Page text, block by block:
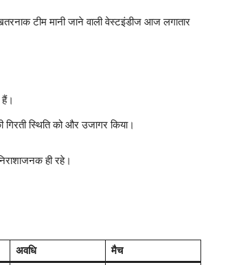
टीम मानी जाने वाली वेस्टइंडीज आज लगातार
स्थिति को और उजागर किया।
ही रहे।
अवधि
मैच